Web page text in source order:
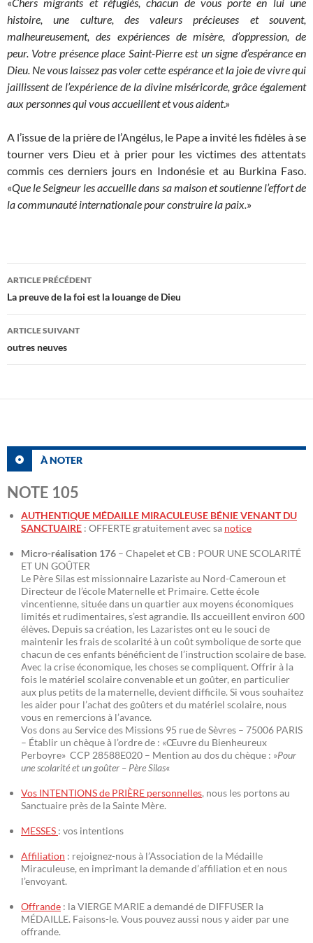
histoire, une culture, des valeurs précieuses et souvent,
malheureusement, des expériences de misère, d’oppression, de
peur. Votre présence place Saint-Pierre est un signe d’espérance en
Dieu. Ne vous laissez pas voler cette espérance et la joie de vivre qui
jaillissent de l’expérience de la divine miséricorde, grâce également
aux personnes qui vous accueillent et vous aident.»
A l’issue de la prière de l’Angélus, le Pape a invité les fidèles à se
tourner vers Dieu et à prier pour les victimes des attentats
commis ces derniers jours en Indonésie et au Burkina Faso.
«Que le Seigneur les accueille dans sa maison et soutienne l’effort de
la communauté internationale pour construire la paix.»
Navigation
des
articles
ARTICLE PRÉCÉDENT
La preuve de la foi est la louange de Dieu
ARTICLE SUIVANT
outres neuves
À NOTER
NOTE 105
AUTHENTIQUE MÉDAILLE MIRACULEUSE BÉNIE VENANT DU
SANCTUAIRE : OFFERTE gratuitement avec sa notice
Micro-réalisation 176 – Chapelet et CB : POUR UNE SCOLARITÉ
ET UN GOÛTER
Le Père Silas est missionnaire Lazariste au Nord-Cameroun et
Directeur de l’école Maternelle et Primaire. Cette école
vincentienne, située dans un quartier aux moyens économiques
limités et rudimentaires, s’est agrandie. Ils accueillent environ 600
élèves. Depuis sa création, les Lazaristes ont eu le souci de
maintenir les frais de scolarité à un coût symbolique de sorte que
chacun de ces enfants bénéficient de l’instruction scolaire de base.
Avec la crise économique, les choses se compliquent. Offrir à la
fois le matériel scolaire convenable et un goûter, en particulier
aux plus petits de la maternelle, devient difficile. Si vous souhaitez
les aider pour l’achat des goûters et du matériel scolaire, nous
vous en remercions à l’avance.
Vos dons au Service des Missions 95 rue de Sèvres – 75006 PARIS
– Établir un chèque à l’ordre de : «Œuvre du Bienheureux
Perboyre» CCP 28588E020 – Mention au dos du chèque : »Pour
une scolarité et un goûter – Père Silas«
Vos INTENTIONS de PRIÈRE personnelles, nous les portons au
Sanctuaire près de la Sainte Mère.
MESSES : vos intentions
Affiliation : rejoignez-nous à l’Association de la Médaille
Miraculeuse, en imprimant la demande d’affiliation et en nous
l’envoyant.
Offrande : la VIERGE MARIE a demandé de DIFFUSER la
MÉDAILLE. Faisons-le. Vous pouvez aussi nous y aider par une
offrande.